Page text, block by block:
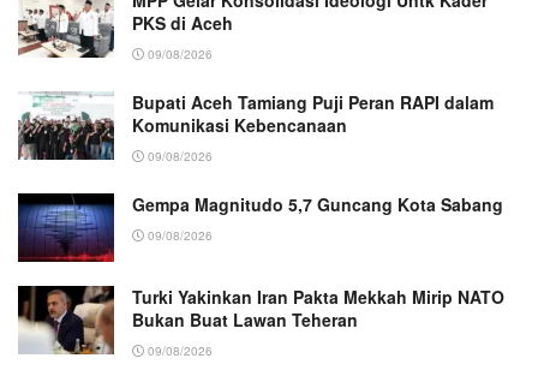
PKS di Aceh
09/08/2026
Bupati Aceh Tamiang Puji Peran RAPI dalam
Komunikasi Kebencanaan
09/08/2026
Gempa Magnitudo 5,7 Guncang Kota Sabang
09/08/2026
Turki Yakinkan Iran Pakta Mekkah Mirip NATO
Bukan Buat Lawan Teheran
09/08/2026